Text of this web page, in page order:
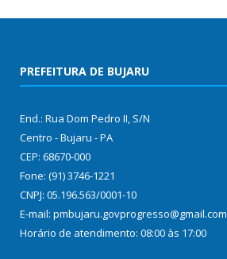
PREFEITURA DE BUJARU
End.: Rua Dom Pedro II, S/N
Centro - Bujaru - PA
CEP: 68670-000
Fone: (91) 3746-1221
CNPJ: 05.196.563/0001-10
E-mail: pmbujaru.govprogresso@gmail.com
Horário de atendimento: 08:00 às 17:00